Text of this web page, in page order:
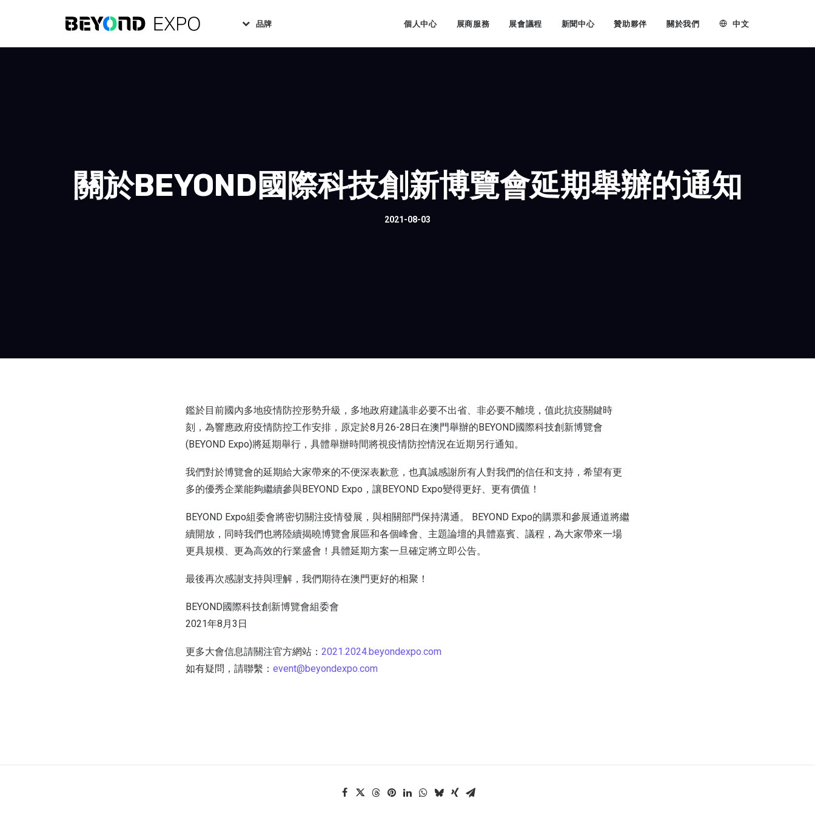
品牌 個人中心 展商服務 展會議程 新聞中心 贊助夥伴 關於我們 中文
關於BEYOND國際科技創新博覽會延期舉辦的通知
2021-08-03
鑑於目前國內多地疫情防控形勢升級，多地政府建議非必要不出省、非必要不離境，值此抗疫關鍵時
刻，為響應政府疫情防控工作安排，原定於8月26-28日在澳門舉辦的BEYOND國際科技創新博覽會
(BEYOND Expo)將延期舉行，具體舉辦時間將視疫情防控情況在近期另行通知。
我們對於博覽會的延期給大家帶來的不便深表歉意，也真誠感謝所有人對我們的信任和支持，希望有更
多的優秀企業能夠繼續參與BEYOND Expo，讓BEYOND Expo變得更好、更有價值！
BEYOND Expo組委會將密切關注疫情發展，與相關部門保持溝通。 BEYOND Expo的購票和參展通道將繼
續開放，同時我們也將陸續揭曉博覽會展區和各個峰會、主題論壇的具體嘉賓、議程，為大家帶來一場
更具規模、更為高效的行業盛會！具體延期方案一旦確定將立即公告。
最後再次感謝支持與理解，我們期待在澳門更好的相聚！
BEYOND國際科技創新博覽會組委會
2021年8月3日
更多大會信息請關注官方網站： 2021.2024.beyondexpo.com
如有疑問，請聯繫： event@beyondexpo.com